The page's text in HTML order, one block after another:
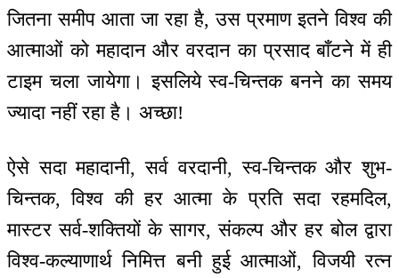
जितना समीप आता जा रहा है, उस प्रमाण इतने विश्व की
आत्माओं को महादान और वरदान का प्रसाद बाँटने में ही
टाइम चला जायेगा। इसलिये स्व-चिन्तक बनने का समय
ज्यादा नहीं रहा है। अच्छा!
ऐसे सदा महादानी, सर्व वरदानी, स्व-चिन्तक और शुभ-
चिन्तक, विश्व की हर आत्मा के प्रति सदा रहमदिल,
मास्टर सर्व-शक्तियों के सागर, संकल्प और हर बोल द्वारा
विश्व-कल्याणार्थ निमित्त बनी हुई आत्माओं, विजयी रत्न